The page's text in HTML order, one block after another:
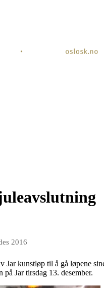
2016
kunstløp til å gå løpene
Jar tirsdag 13. desember.